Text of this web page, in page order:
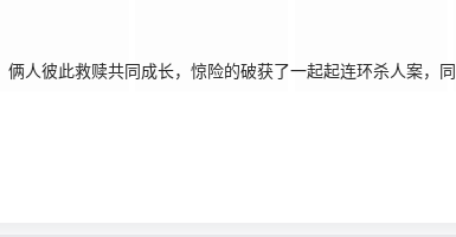
人彼此救赎共同成长，惊险的破获了一起起连环杀人案，同